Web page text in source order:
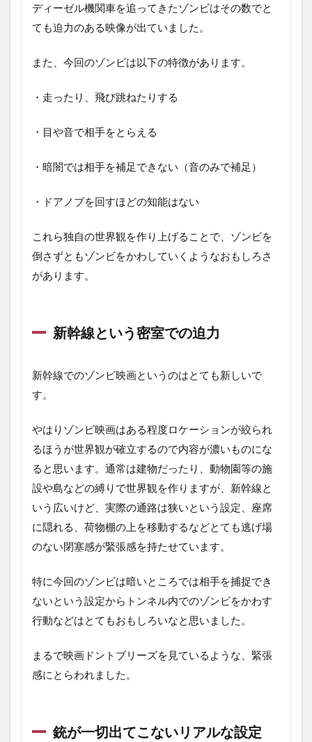
ディーゼル機関車を追ってきたゾンビはその数でと
ても迫力のある映像が出ていました。
また、今回のゾンビは以下の特徴があります。
・走ったり、飛び跳ねたりする
・目や音で相手をとらえる
・暗闇では相手を補足できない（音のみで補足）
・ドアノブを回すほどの知能はない
これら独自の世界観を作り上げることで、ゾンビを
倒さずともゾンビをかわしていくようなおもしろさ
があります。
新幹線という密室での迫力
新幹線でのゾンビ映画というのはとても新しいで
す。
やはりゾンビ映画はある程度ロケーションが絞られ
るほうが世界観が確立するので内容が濃いものにな
ると思います。通常は建物だったり、動物園等の施
設や島などの縛りで世界観を作りますが、新幹線と
いう広いけど、実際の通路は狭いという設定、座席
に隠れる、荷物棚の上を移動するなどとても逃げ場
のない閉塞感が緊張感を持たせています。
特に今回のゾンビは暗いところでは相手を捕捉でき
ないという設定からトンネル内でのゾンビをかわす
行動などはとてもおもしろいなと思いました。
まるで映画ドントブリーズを見ているような、緊張
感にとらわれました。
銃が一切出てこないリアルな設定